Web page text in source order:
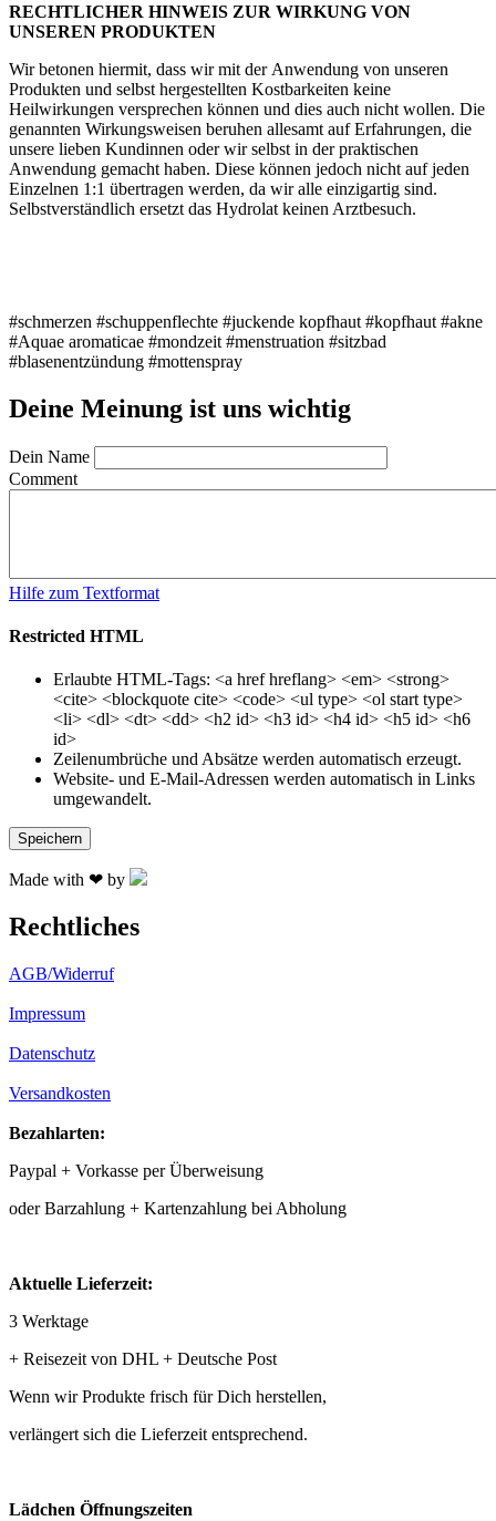
RECHTLICHER HINWEIS ZUR WIRKUNG VON
UNSEREN PRODUKTEN
Wir betonen hiermit, dass wir mit der Anwendung von unseren
Produkten und selbst hergestellten Kostbarkeiten keine
Heilwirkungen versprechen können und dies auch nicht wollen. Die
genannten Wirkungsweisen beruhen allesamt auf Erfahrungen, die
unsere lieben Kundinnen oder wir selbst in der praktischen
Anwendung gemacht haben. Diese können jedoch nicht auf jeden
Einzelnen 1:1 übertragen werden, da wir alle einzigartig sind.
Selbstverständlich ersetzt das Hydrolat keinen Arztbesuch.
#schmerzen #schuppenflechte #juckende kopfhaut #kopfhaut #akne
#Aquae aromaticae #mondzeit #menstruation #sitzbad
#blasenentzündung #mottenspray
Deine Meinung ist uns wichtig
Dein Name
Comment
Hilfe zum Textformat
Restricted HTML
Erlaubte HTML-Tags: <a href hreflang> <em> <strong>
<cite> <blockquote cite> <code> <ul type> <ol start type>
<li> <dl> <dt> <dd> <h2 id> <h3 id> <h4 id> <h5 id> <h6
id>
Zeilenumbrüche und Absätze werden automatisch erzeugt.
Website- und E-Mail-Adressen werden automatisch in Links
umgewandelt.
Made with ❤ by
Rechtliches
AGB/Widerruf
Impressum
Datenschutz
Versandkosten
Bezahlarten:
Paypal + Vorkasse per Überweisung
oder Barzahlung + Kartenzahlung bei Abholung
Aktuelle Lieferzeit:
3 Werktage
+ Reisezeit von DHL + Deutsche Post
Wenn wir Produkte frisch für Dich herstellen,
verlängert sich die Lieferzeit entsprechend.
Lädchen Öffnungszeiten